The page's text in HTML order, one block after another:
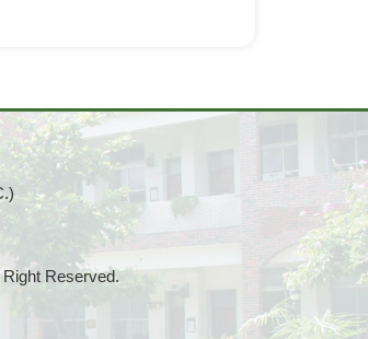
Reserved.